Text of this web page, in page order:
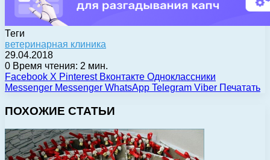
Теги
ветеринарная клиника
29.04.2018
0 Время чтения: 2 мин.
Facebook X Pinterest Вконтакте Одноклассники
Messenger Messenger WhatsApp Telegram Viber Печатать
ПОХОЖИЕ СТАТЬИ